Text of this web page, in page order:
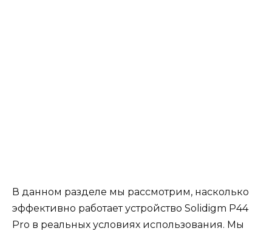
В данном разделе мы рассмотрим, насколько
эффективно работает устройство Solidigm P44
Pro в реальных условиях использования. Мы